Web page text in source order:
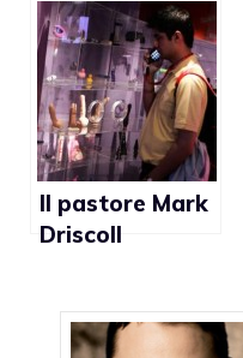
matrimonio
gay: le reazioni
dei fans
Il pastore Mark
Driscoll
è omosessuale”